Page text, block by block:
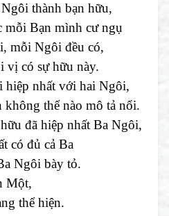
thành bạn hữu,
mỗi Bạn mình cư ngụ
mỗi Ngôi đều có,
vị có sự hữu này.
hiệp nhất với hai Ngôi,
thể nào mô tả nổi.
đã hiệp nhất Ba Ngôi,
có đủ cả Ba
bày tỏ.
Một,
hiện.